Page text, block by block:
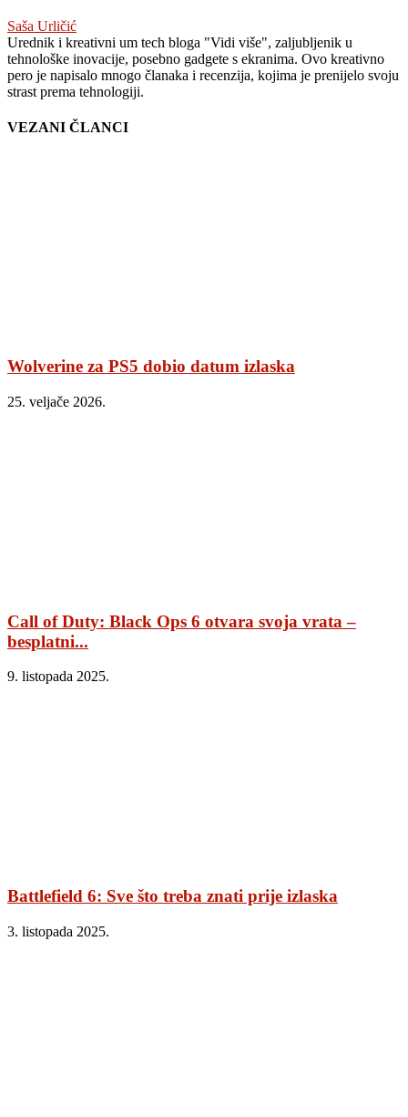
Saša Urličić
Urednik i kreativni um tech bloga "Vidi više", zaljubljenik u
tehnološke inovacije, posebno gadgete s ekranima. Ovo kreativno
pero je napisalo mnogo članaka i recenzija, kojima je prenijelo svoju
strast prema tehnologiji.
VEZANI ČLANCI
Wolverine za PS5 dobio datum izlaska
25. veljače 2026.
Call of Duty: Black Ops 6 otvara svoja vrata –
besplatni...
9. listopada 2025.
Battlefield 6: Sve što treba znati prije izlaska
3. listopada 2025.